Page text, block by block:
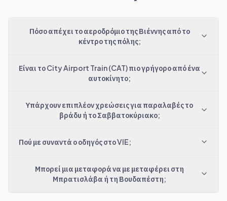
Πόσο απέχει το αεροδρόμιο της Βιέννης από το
κέντρο της πόλης;
Είναι το City Airport Train (CAT) πιο γρήγορο από ένα
αυτοκίνητο;
Υπάρχουν επιπλέον χρεώσεις για παραλαβές το
βράδυ ή το Σαββατοκύριακο;
Πού με συναντά ο οδηγός στο VIE;
Μπορεί μια μεταφορά να με μεταφέρει στη
Μπρατισλάβα ή τη Βουδαπέστη;